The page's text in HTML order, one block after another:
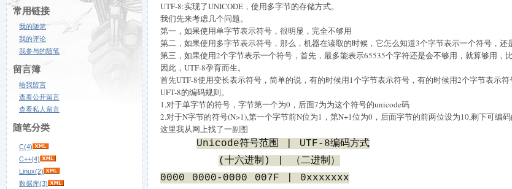
常用链接
我的随笔
我的评论
我参与的随笔
留言簿
给我留言
查看公开留言
查看私人留言
随笔分类
C(4)
C++(4)
Linux(2)
数据库(3)
UTF-8:实现了UNICODE，使用多字节的存储方式。
我们先来考虑几个问题。
第一，如果使用单字节表示符号，很明显，完全不够用
第二，如果使用多字节表示符号，那么，机器在读取的时候，它怎么知道3个字节表示一个符号，还
第三，如果使用2个字节表示一个符号，首先，最多能表示65535个字符还是会不够用，就算够用，
因此，UTF-8孕育而生。
首先UTF-8使用变长表示符号，简单的说，有的时候用1个字节表示符号，有的时候用2个字节表示
UFT-8的编码规则。
1.对于单字节的符号，字节第一个为0，后面7为为这个符号的unicode码
2.对于N字节的符号(N>1),第一个字节前N位为1，第N+1位为0，后面字节的前两位设为10,剩下可编码
这里我从网上找了一副图
Unicode符号范围 | UTF-8编码方式
(十六进制) | （二进制）
0000 0000-0000 007F
| 0xxxxxxx